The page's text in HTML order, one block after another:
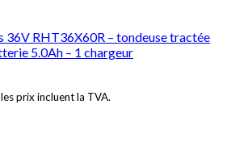
36V RHT36X60R – tondeuse tractée
5.0Ah – 1 chargeur
prix incluent la TVA.